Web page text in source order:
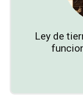
Ley de